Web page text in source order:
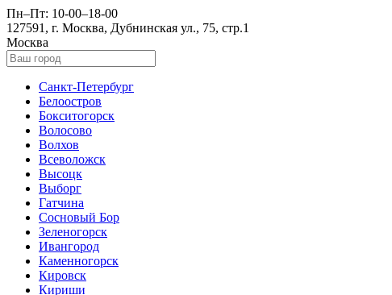
Пн–Пт: 10-00–18-00
127591, г. Москва, Дубнинская ул., 75, стр.1
Москва
Санкт-Петербург
Белоостров
Бокситогорск
Волосово
Волхов
Всеволожск
Высоцк
Выборг
Гатчина
Сосновый Бор
Зеленогорск
Ивангород
Каменногорск
Кировск
Кириши